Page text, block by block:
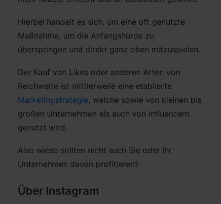
Hierbei handelt es sich, um eine oft genutzte
Maßnahme, um die Anfangshürde zu
überspringen und direkt ganz oben mitzuspielen.
Der Kauf von Likes oder anderen Arten von
Reichweite ist mittlerweile eine etablierte
Marketingstrategie, welche sowie von kleinen bis
großen Unternehmen als auch von Influencern
genutzt wird.
Also wieso sollten nicht auch Sie oder Ihr
Unternehmen davon profitieren?
Über Instagram